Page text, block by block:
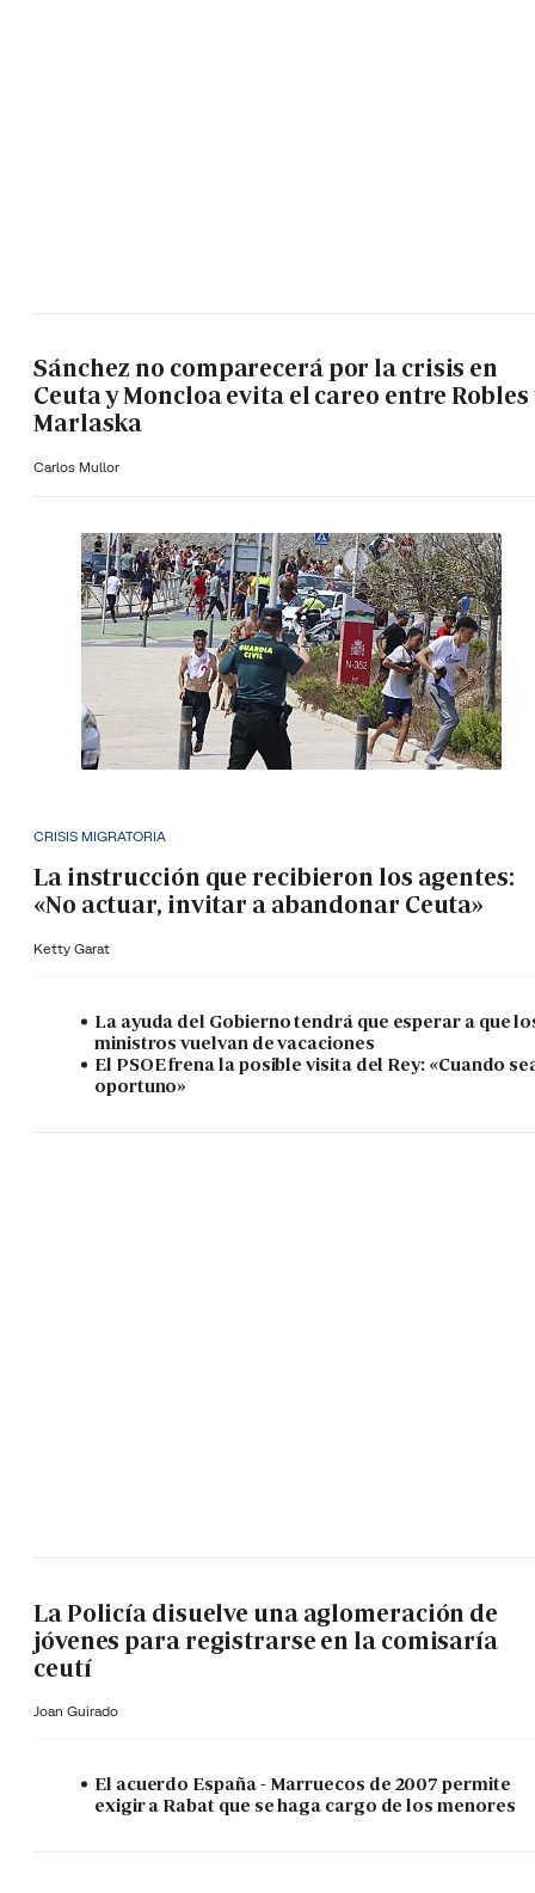
Sánchez no comparecerá por la crisis en
Ceuta y Moncloa evita el careo entre Robles
Marlaska
Carlos Mullor
CRISIS MIGRATORIA
La instrucción que recibieron los agentes:
«No actuar, invitar a abandonar Ceuta»
Ketty Garat
La ayuda del Gobierno tendrá que esperar a que
ministros vuelvan de vacaciones
El PSOE frena la posible visita del Rey: «Cuando
oportuno»
La Policía disuelve una aglomeración de
jóvenes para registrarse en la comisaría
ceutí
Joan Guirado
El acuerdo España - Marruecos de 2007 permite
exigir a Rabat que se haga cargo de los menores